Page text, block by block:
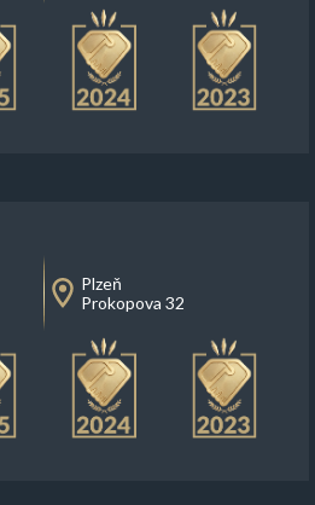
Plzeň
Prokopova 32